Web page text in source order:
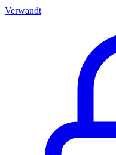
Verwandt